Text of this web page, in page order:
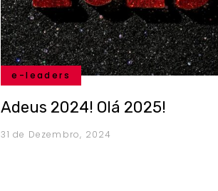
e-leaders
Adeus 2024! Olá 2025!
31 de Dezembro, 2024